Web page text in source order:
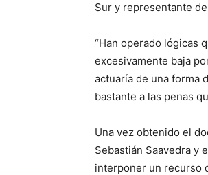
Sur y representante
“Han operado lógicas
excesivamente baja
actuaría de una forma
bastante a las penas
Una vez obtenido el
Sebastián Saavedra y
interponer un recurso